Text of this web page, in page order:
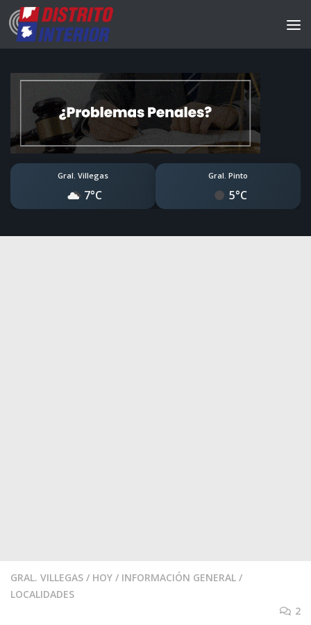
Gral. Villegas
7°C
Gral. Pinto
5°C
GRAL. VILLEGAS / HOY / INFORMACIÓN GENERAL /
LOCALIDADES
2